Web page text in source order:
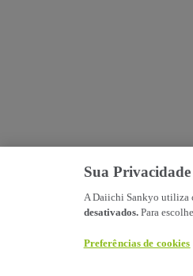
Sua Privacidade
A Daiichi Sankyo utiliza
desativados. Para
Preferências de cookies